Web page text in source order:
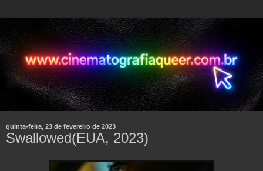
quinta-feira, 23 de fevereiro de 2023
Swallowed(EUA, 2023)